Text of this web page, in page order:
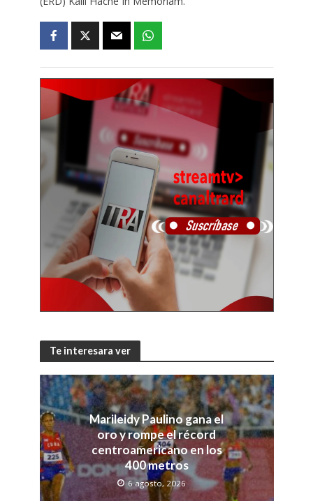
Te interesara ver
Marileidy Paulino gana el
oro y rompe el récord
centroamericano en los
400 metros
6 agosto, 2026